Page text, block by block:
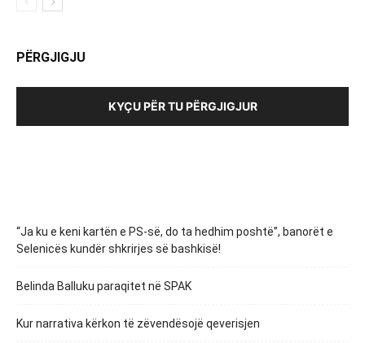
PËRGJIGJU
KYÇU PËR TU PËRGJIGJUR
“Ja ku e keni kartën e PS-së, do ta hedhim poshtë”, banorët e
Selenicës kundër shkrirjes së bashkisë!
Belinda Balluku paraqitet në SPAK
Kur narrativa kërkon të zëvendësojë qeverisjen